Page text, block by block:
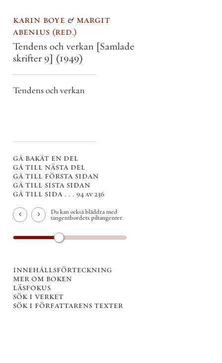
karin boye & margit
abenius red.
Tendens och verkan [Samlade
skrifter 9] (1949)
Tendens och verkan
gå bakåt en del
gå till nästa del
gå till första sidan
gå till sista sidan
gå till sida . . . 94 av 236
Du kan också bläddra med
tangentbordets piltangenter.
innehållsförteckning
mer om boken
läsfokus
sök i verket
sök i författarens texter